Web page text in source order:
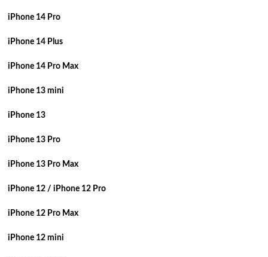
iPhone 14 Pro
iPhone 14 Plus
iPhone 14 Pro Max
iPhone 13 mini
iPhone 13
iPhone 13 Pro
iPhone 13 Pro Max
iPhone 12 / iPhone 12 Pro
iPhone 12 Pro Max
iPhone 12 mini